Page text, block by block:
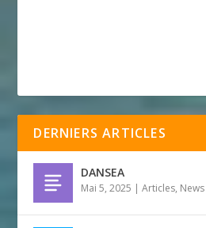
DERNIERS ARTICLES
DANSEA
Mai 5, 2025 |Articles,